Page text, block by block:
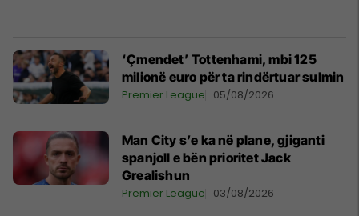
‘Çmendet’ Tottenhami, mbi 125
milionë euro për ta rindërtuar sulmin
Premier League 05/08/2026
Man City s’e ka në plane, gjiganti
spanjoll e bën prioritet Jack
Grealishun
Premier League 03/08/2026